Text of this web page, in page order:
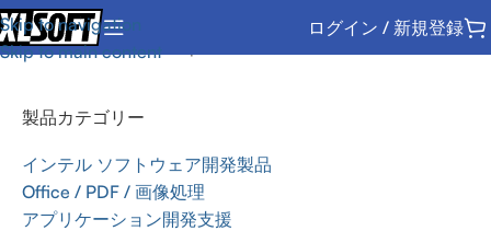
Skip to navigation
Skip to main content
ログイン / 新規登録
ホーム/クラウド / DevOps
製品カテゴリー
インテル ソフトウェア開発製品
Office / PDF / 画像処理
アプリケーション開発支援